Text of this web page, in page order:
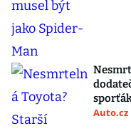
Auto.cz